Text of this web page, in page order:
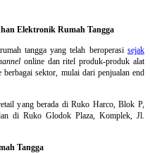
Elektronik Rumah Tangga
tanggayang telah beroperasisejak
online dan ritel produk-produk alat
sektor, mulai dari penjualan end
yang berada di Ruko Harco, Blok P,
di Ruko Glodok Plaza, Komplek, Jl.
Tangga